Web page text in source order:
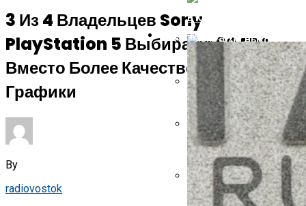
В Китае Пройдёт
Energizer Выходит На
AMD Отложила Запуск
Указ Трампа Отводит
Canon Выпустила
АВТО-МОТО
3 Из 4 Владельцев Sony
PlayStation 5 Выбирают 60 FPS
Вместо Более Качественной
Графики
By
radiovostok